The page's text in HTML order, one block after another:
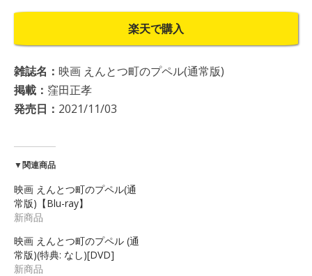
楽天で購入
雑誌名： 映画 えんとつ町のプペル(通常版)
掲載： 窪田正孝
発売日： 2021/11/03
▼関連商品
映画 えんとつ町のプペル(通
常版)【Blu-ray】
新商品
映画 えんとつ町のプペル (通
常版)(特典: なし)[DVD]
新商品